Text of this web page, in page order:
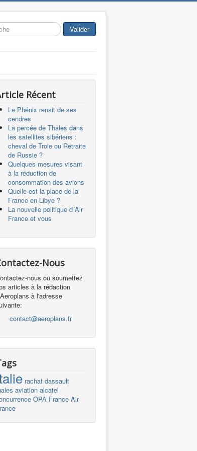
Valider
Récent
Le Phénix renait de ses
cendres
La percée de Thales dans
les satellites sibériens :
cheval de Troie ou Retraite
de Russie ?
Quelques mesures visant
à la réduction de
consommation des avions
Quelle-est la place de la
France en Libye ?
La nouvelle politique d´Air
France et vous
Nous
nous ou soumettez
articles à la rédaction
à l'adresse
contact@aeroplans.fr
rachat dassault
aviation alcatel
OPA France Air